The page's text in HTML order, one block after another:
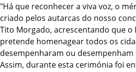
"Há que reconhecer a viva voz, o
criado pelos autarcas do nosso
Tito Morgado, acrescentando que o
pretende homenagear todos os
desempenharam ou
Assim, durante esta cerimónia foi